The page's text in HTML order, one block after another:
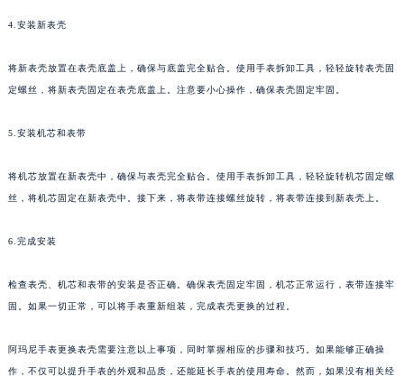
4.安装新表壳
将新表壳放置在表壳底盖上，确保与底盖完全贴合。使用手表拆卸工具，轻轻旋转表壳固
定螺丝，将新表壳固定在表壳底盖上。注意要小心操作，确保表壳固定牢固。
5.安装机芯和表带
将机芯放置在新表壳中，确保与表壳完全贴合。使用手表拆卸工具，轻轻旋转机芯固定螺
丝，将机芯固定在新表壳中。接下来，将表带连接螺丝旋转，将表带连接到新表壳上。
6.完成安装
检查表壳、机芯和表带的安装是否正确。确保表壳固定牢固，机芯正常运行，表带连接牢
固。如果一切正常，可以将手表重新组装，完成表壳更换的过程。
阿玛尼手表更换表壳需要注意以上事项，同时掌握相应的步骤和技巧。如果能够正确操
作，不仅可以提升手表的外观和品质，还能延长手表的使用寿命。然而，如果没有相关经